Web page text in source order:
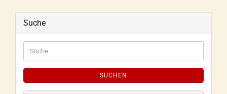
Suche
SUCHEN